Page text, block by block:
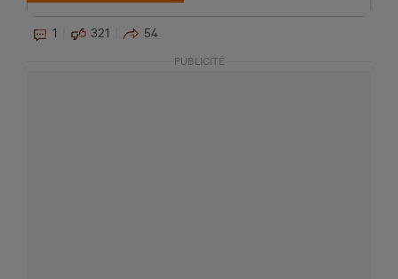
1 321 54
PUBLICITÉ